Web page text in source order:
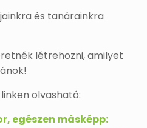
és tanárainkra
létrehozni, amilyet
olvasható:
egészen másképp: